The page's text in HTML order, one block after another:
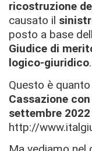
ricostruzione
causato il
posto a base
Giudice di
logico-giuridico.
Questo è
Cassazione
settembre 2022
http://